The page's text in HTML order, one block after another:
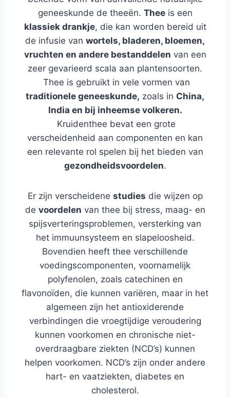
geneeskunde de theeën. Theeis een
klassiek drankje, die kan worden bereid uit
de infusie van wortels, bladeren, bloemen,
vruchten en andere bestanddelen van een
zeer gevarieerd scala aan plantensoorten.
Thee is gebruikt in vele vormen van
traditionele geneeskunde, zoals in China,
India en bij inheemse volkeren.
Kruidenthee bevat een grote
verscheidenheid aan componenten en kan
een relevante rol spelen bij het bieden van
gezondheidsvoordelen.
Er zijn verscheidene studies die wijzen op
de voordelen van thee bij stress, maag- en
spijsverteringsproblemen, versterking van
het immuunsysteem en slapeloosheid.
Bovendien heeft thee verschillende
voedingscomponenten, voornamelijk
polyfenolen, zoals catechinen en
flavonoïden, die kunnen variëren, maar in het
algemeen zijn het antioxiderende
verbindingen die vroegtijdige veroudering
kunnen voorkomen en chronische niet-
overdraagbare ziekten (NCD’s) kunnen
helpen voorkomen. NCD’s zijn onder andere
hart- en vaatziekten, diabetes en
cholesterol.